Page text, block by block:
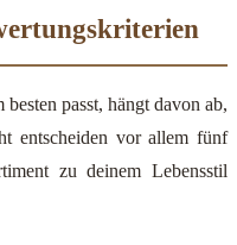
passt, hängt davon ab,
entscheiden vor allem fünf
zu deinem Lebensstil